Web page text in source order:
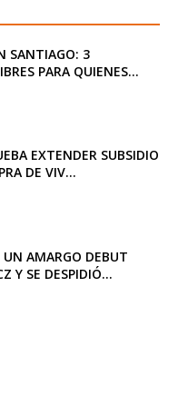
SANTIAGO: 3
PARA QUIENES...
EXTENDER SUBSIDIO
DE VIV...
AMARGO DEBUT
Y SE DESPIDIÓ...